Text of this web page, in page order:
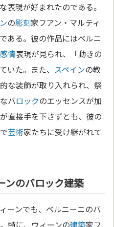
表現が好まれたのである。
の彫刻家フアン・マルティ
ある。彼の作品にはベルニ
感情表現が見られ、「動きの
いた。また、 スペインの教
な装飾が取り入れられ、祭
バロックのエッセンスが加
直接手を下さずとも、彼の
芸術家たちに受け継がれて
ンのバロック建築
ーンでも、ベルニーニのバ